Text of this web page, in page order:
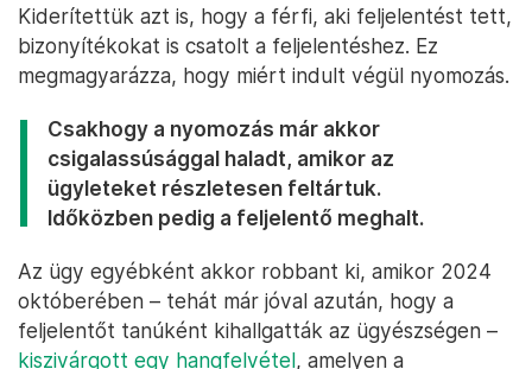
Kiderítettük azt is, hogy a férfi, aki feljelentést tett,
bizonyítékokat is csatolt a feljelentéshez. Ez
megmagyarázza, hogy miért indult végül nyomozás.
Csakhogy a nyomozás már akkor
csigalassúsággal haladt, amikor az
ügyleteket részletesen feltártuk.
Időközben pedig a feljelentő meghalt.
Az ügy egyébként akkor robbant ki, amikor 2024
októberében – tehát már jóval azután, hogy a
feljelentőt tanúként kihallgatták az ügyészségen –
kiszivárgott egy hangfelvétel, amelyen a